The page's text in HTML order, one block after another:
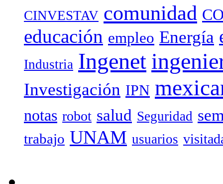
CINVESTAV comunidad
educación empleo Energía
Industria Ingenet
Investigación IPN
notas robot salud Seguridad
trabajo UNAM usuarios